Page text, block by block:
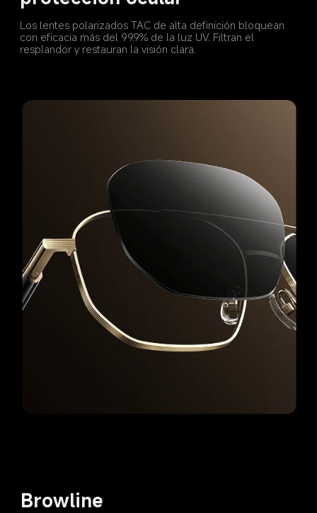
Los lentes polarizados TAC de alta definición bloquean
con eficacia más del 99.9% de la luz UV. Filtran el
resplandor y restauran la visión clara.
Browline